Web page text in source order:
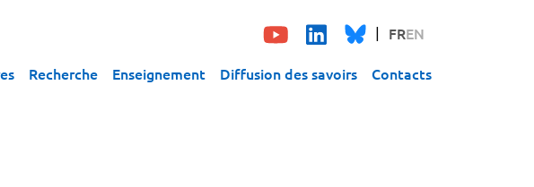
FREN
Recherche Enseignement Diffusion des savoirs Contacts